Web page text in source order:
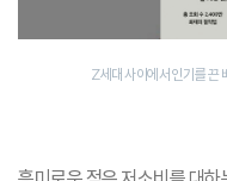
Z세대 사이에서 인기를 끈